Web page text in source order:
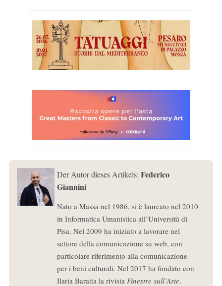
Der Autor dieses Artikels: Federico
Giannini
Nato a Massa nel 1986, si è laureato nel 2010
in Informatica Umanistica all’Università di
Pisa. Nel 2009 ha iniziato a lavorare nel
settore della comunicazione su web, con
particolare riferimento alla comunicazione
per i beni culturali. Nel 2017 ha fondato con
Ilaria Baratta la rivista Finestre sull’Arte.